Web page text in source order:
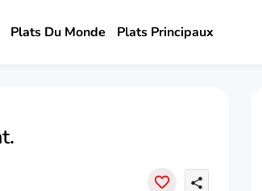
Plats Du Monde Plats Principaux
share